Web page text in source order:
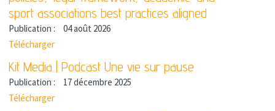
sport associations best practices aligned
Publication :
04 août 2026
Télécharger
Kit Media | Podcast Une vie sur pause
Publication :
17 décembre 2025
Télécharger